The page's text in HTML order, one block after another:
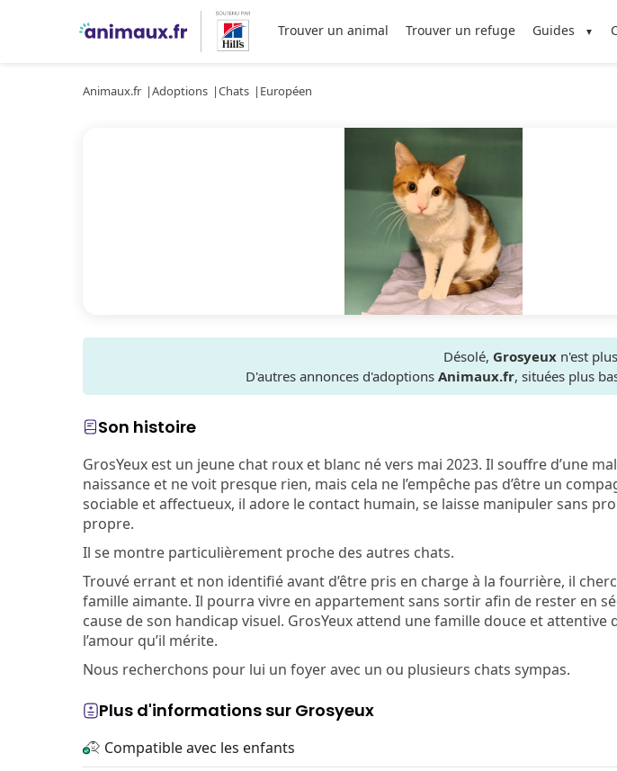
Trouver un animal Trouver un refuge Guides
Animaux.fr Adoptions Chats Européen
Désolé, Grosyeux n'est
D'autres annonces d'adoptions Animaux.fr, situées plus
Son histoire
GrosYeux est un jeune chat roux et blanc né vers mai 2023. Il souffre d’une
naissance et ne voit presque rien, mais cela ne l’empêche pas d’être un
sociable et affectueux, il adore le contact humain, se laisse manipuler sans
propre.
Il se montre particulièrement proche des autres chats.
Trouvé errant et non identifié avant d’être pris en charge à la fourrière, il
famille aimante. Il pourra vivre en appartement sans sortir afin de rester en
cause de son handicap visuel. GrosYeux attend une famille douce et
l’amour qu’il mérite.
Nous recherchons pour lui un foyer avec un ou plusieurs chats sympas.
Plus d'informations sur Grosyeux
Compatible avec les enfants